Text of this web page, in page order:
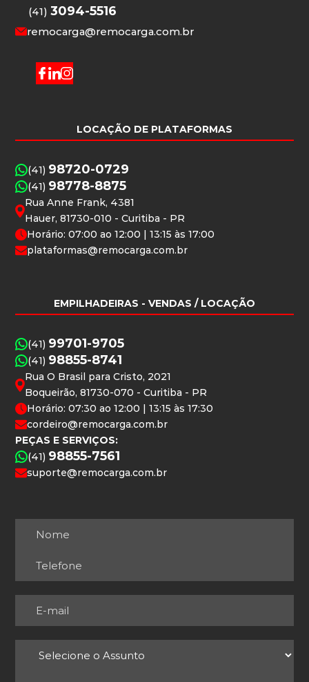
(41)3094-5516
remocarga@remocarga.com.br
LOCAÇÃO DE PLATAFORMAS
(41) 98720-0729
(41) 98778-8875
Rua Anne Frank, 4381
Hauer, 81730-010 - Curitiba - PR
Horário: 07:00 ao 12:00 | 13:15 às 17:00
plataformas@remocarga.com.br
EMPILHADEIRAS - VENDAS / LOCAÇÃO
(41) 99701-9705
(41) 98855-8741
Rua O Brasil para Cristo, 2021
Boqueirão, 81730-070 - Curitiba - PR
Horário: 07:30 ao 12:00 | 13:15 às 17:30
cordeiro@remocarga.com.br
PEÇAS E SERVIÇOS:
(41) 98855-7561
suporte@remocarga.com.br